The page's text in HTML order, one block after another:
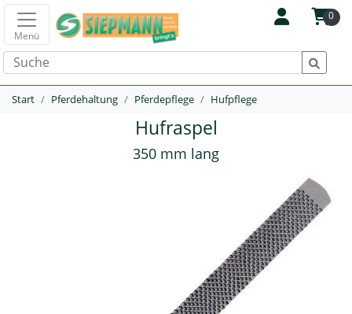
0
Menü
Start Pferdehaltung Pferdepflege Hufpflege
Hufraspel
350 mm lang